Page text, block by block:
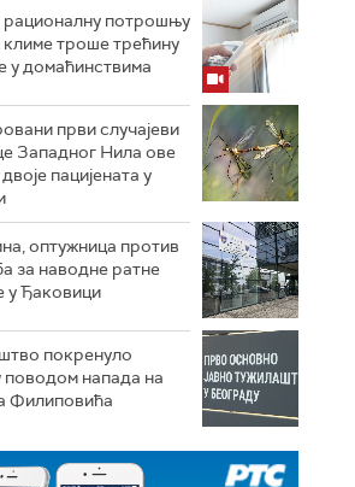
рационалну потрошњу
климе троше трећину
у домаћинствима
први случајеви
Западног Нила ове
пацијената у
оптужница против
за наводне ратне
у Ђаковици
покренуло
поводом напада на
Филиповића